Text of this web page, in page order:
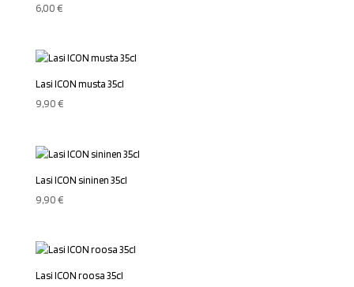
6,00€
Lasi ICON musta 35cl
9,90€
Lasi ICON sininen 35cl
9,90€
Lasi ICON roosa 35cl